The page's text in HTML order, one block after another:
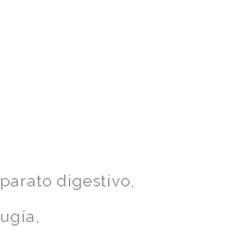
digestivo